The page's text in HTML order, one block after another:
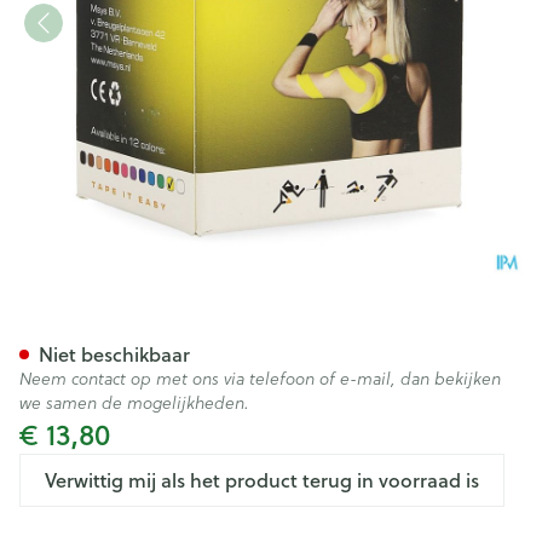
€ 13,80
Verwittig mij als het product terug in voorraad is
Niet beschikbaar
Neem contact op met ons via telefoon of e-mail, dan bekijken
we samen de mogelijkheden.